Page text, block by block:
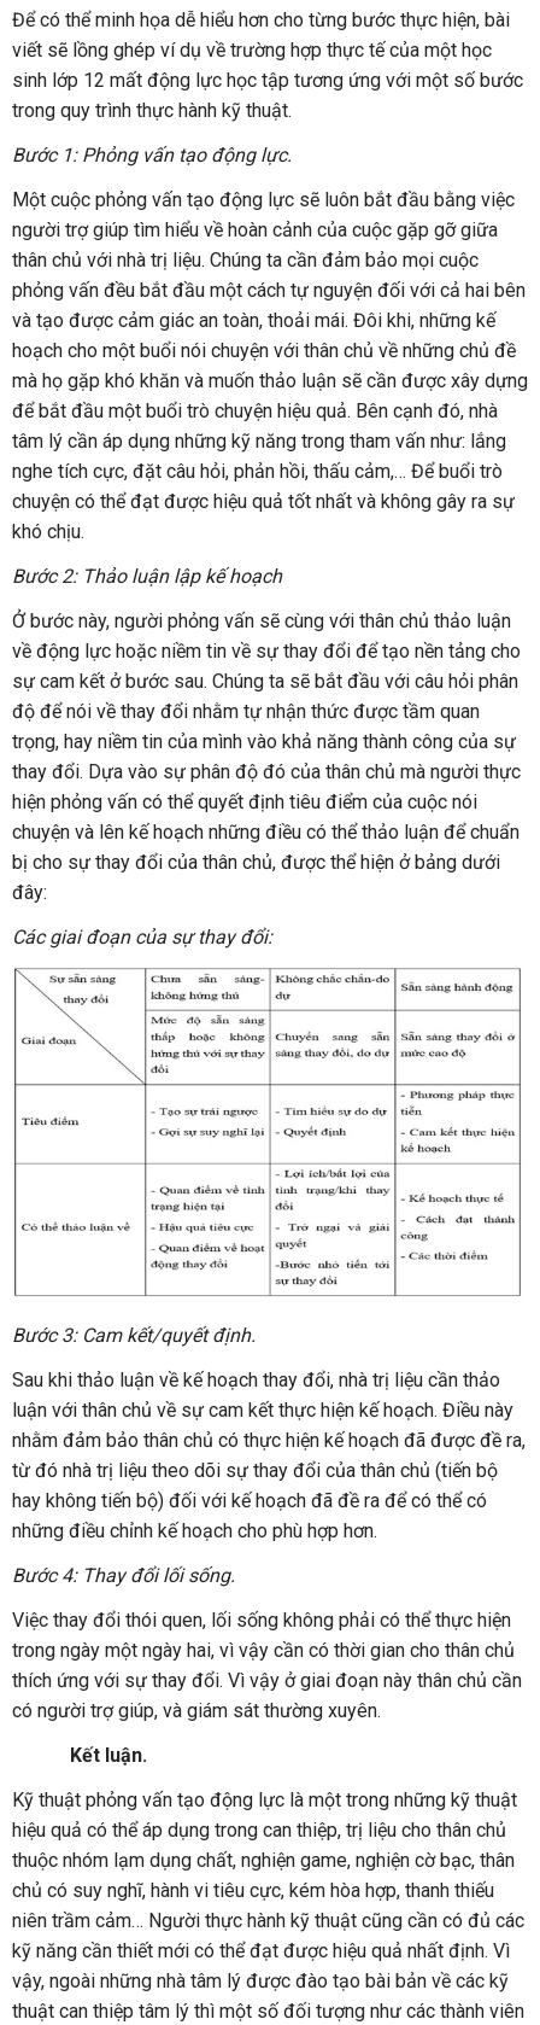
Để có thể minh họa dễ hiểu hơn cho từng bước thực hiện, bài
viết sẽ lồng ghép ví dụ về trường hợp thực tế của một học
sinh lớp 12 mất động lực học tập tương ứng với một số bước
trong quy trình thực hành kỹ thuật.
Bước 1: Phỏng vấn tạo động lực.
Một cuộc phỏng vấn tạo động lực sẽ luôn bắt đầu bằng việc
người trợ giúp tìm hiểu về hoàn cảnh của cuộc gặp gỡ giữa
thân chủ với nhà trị liệu. Chúng ta cần đảm bảo mọi cuộc
phỏng vấn đều bắt đầu một cách tự nguyện đối với cả hai bên
và tạo được cảm giác an toàn, thoải mái. Đôi khi, những kế
hoạch cho một buổi nói chuyện với thân chủ về những chủ đề
mà họ gặp khó khăn và muốn thảo luận sẽ cần được xây dựng
để bắt đầu một buổi trò chuyện hiệu quả. Bên cạnh đó, nhà
tâm lý cần áp dụng những kỹ năng trong tham vấn như: lắng
nghe tích cực, đặt câu hỏi, phản hồi, thấu cảm,… Để buổi trò
chuyện có thể đạt được hiệu quả tốt nhất và không gây ra sự
khó chịu.
Bước 2: Thảo luận lập kế hoạch
Ở bước này, người phỏng vấn sẽ cùng với thân chủ thảo luận
về động lực hoặc niềm tin về sự thay đổi để tạo nền tảng cho
sự cam kết ở bước sau. Chúng ta sẽ bắt đầu với câu hỏi phân
độ để nói về thay đổi nhằm tự nhận thức được tầm quan
trọng, hay niềm tin của mình vào khả năng thành công của sự
thay đổi. Dựa vào sự phân độ đó của thân chủ mà người thực
hiện phỏng vấn có thể quyết định tiêu điểm của cuộc nói
chuyện và lên kế hoạch những điều có thể thảo luận để chuẩn
bị cho sự thay đổi của thân chủ, được thể hiện ở bảng dưới
đây:
Các giai đoạn của sự thay đổi:
Bước 3: Cam kết/quyết định.
Sau khi thảo luận về kế hoạch thay đổi, nhà trị liệu cần thảo
luận với thân chủ về sự cam kết thực hiện kế hoạch. Điều này
nhằm đảm bảo thân chủ có thực hiện kế hoạch đã được đề ra,
từ đó nhà trị liệu theo dõi sự thay đổi của thân chủ (tiến bộ
hay không tiến bộ) đối với kế hoạch đã đề ra để có thể có
những điều chỉnh kế hoạch cho phù hợp hơn.
Bước 4: Thay đổi lối sống.
Việc thay đổi thói quen, lối sống không phải có thể thực hiện
trong ngày một ngày hai, vì vậy cần có thời gian cho thân chủ
thích ứng với sự thay đổi. Vì vậy ở giai đoạn này thân chủ cần
có người trợ giúp, và giám sát thường xuyên.
Kết luận.
Kỹ thuật phỏng vấn tạo động lực là một trong những kỹ thuật
hiệu quả có thể áp dụng trong can thiệp, trị liệu cho thân chủ
thuộc nhóm lạm dụng chất, nghiện game, nghiện cờ bạc, thân
chủ có suy nghĩ, hành vi tiêu cực, kém hòa hợp, thanh thiếu
niên trầm cảm… Người thực hành kỹ thuật cũng cần có đủ các
kỹ năng cần thiết mới có thể đạt được hiệu quả nhất định. Vì
vậy, ngoài những nhà tâm lý được đào tạo bài bản về các kỹ
thuật can thiệp tâm lý thì một số đối tượng như các thành viên